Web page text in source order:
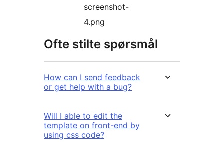
screenshot-
4.png
Ofte stilte spørsmål
How can I send feedback
or get help with a bug?
Will I able to edit the
template on front-end by
using css code?